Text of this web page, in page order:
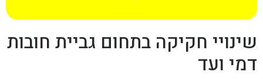
שינויי חקיקה בתחום גביית חובות
דמי ועד